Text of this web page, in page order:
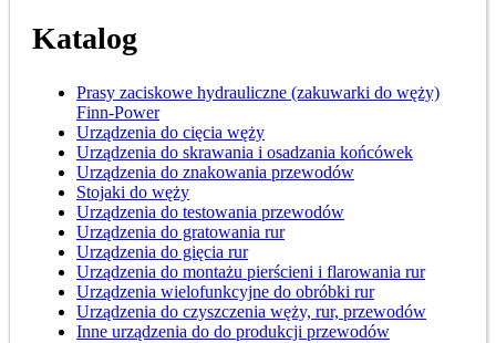
Katalog
Prasy zaciskowe hydrauliczne (zakuwarki do węży)
Finn-Power
Urządzenia do cięcia węży
Urządzenia do skrawania i osadzania końcówek
Urządzenia do znakowania przewodów
Stojaki do węży
Urządzenia do testowania przewodów
Urządzenia do gratowania rur
Urządzenia do gięcia rur
Urządzenia do montażu pierścieni i flarowania rur
Urządzenia wielofunkcyjne do obróbki rur
Urządzenia do czyszczenia węży, rur, przewodów
Inne urządzenia do do produkcji przewodów